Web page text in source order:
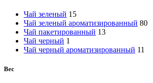
Чай зеленый 15
Чай зеленый ароматизированный 80
Чай пакетированный 13
Чай черный 1
Чай черный ароматизированный 11
Вес